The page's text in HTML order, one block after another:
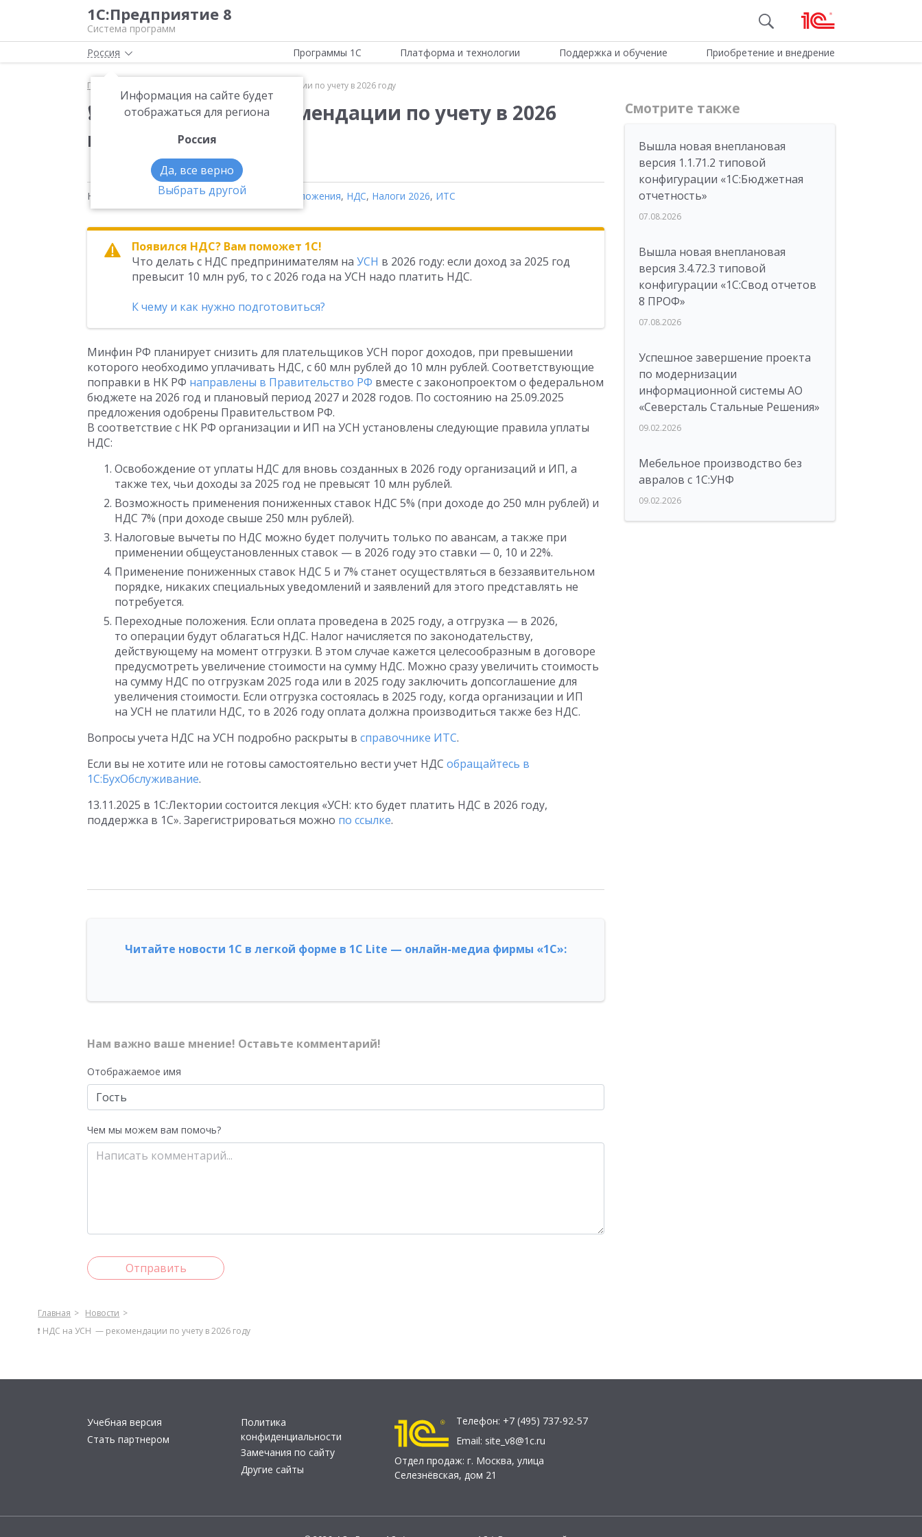
1С:Предприятие 8
Система программ
Россия
Информация на сайте будет
отображаться для региона
Россия
Да, все верно
Выбрать другой
Программы 1С Платформа и технологии Поддержка и обучение Приобретение и внедрение
Главная ❗️ НДС на УСН — рекомендации по учету в 2026 году
❗️ НДС на УСН — рекомендации по учету в 2026
году
Новости на тему:Налоги ,Системы налогообложения, НДС, Налоги 2026, ИТС
Появился НДС? Вам поможет 1С!
Что делать с НДС предпринимателям на УСН в 2026 году: если доход за 2025 год
превысит 10 млн руб, то с 2026 года на УСН надо платить НДС.
К чему и как нужно подготовиться?
Минфин РФ планирует снизить для плательщиков УСН порог доходов, при превышении
которого необходимо уплачивать НДС, с 60 млн рублей до 10 млн рублей. Соответствующие
поправки в НК РФ направлены в Правительство РФ вместе с законопроектом о федеральном
бюджете на 2026 год и плановый период 2027 и 2028 годов. По состоянию на 25.09.2025
предложения одобрены Правительством РФ.
В соответствие с НК РФ организации и ИП на УСН установлены следующие правила уплаты
НДС:
Освобождение от уплаты НДС для вновь созданных в 2026 году организаций и ИП, а
также тех, чьи доходы за 2025 год не превысят 10 млн рублей.
Возможность применения пониженных ставок НДС 5% (при доходе до 250 млн рублей) и
НДС 7% (при доходе свыше 250 млн рублей).
Налоговые вычеты по НДС можно будет получить только по авансам, а также при
применении общеустановленных ставок — в 2026 году это ставки — 0, 10 и 22%.
Применение пониженных ставок НДС 5 и 7% станет осуществляться в беззаявительном
порядке, никаких специальных уведомлений и заявлений для этого представлять не
потребуется.
Переходные положения. Если оплата проведена в 2025 году, а отгрузка — в 2026,
то операции будут облагаться НДС. Налог начисляется по законодательству,
действующему на момент отгрузки. В этом случае кажется целесообразным в договоре
предусмотреть увеличение стоимости на сумму НДС. Можно сразу увеличить стоимость
на сумму НДС по отгрузкам 2025 года или в 2025 году заключить допсоглашение для
увеличения стоимости. Если отгрузка состоялась в 2025 году, когда организации и ИП
на УСН не платили НДС, то в 2026 году оплата должна производиться также без НДС.
Вопросы учета НДС на УСН подробно раскрыты в справочнике ИТС.
Если вы не хотите или не готовы самостоятельно вести учет НДС обращайтесь в
1С:БухОбслуживание.
13.11.2025 в 1С:Лектории состоится лекция «УСН: кто будет платить НДС в 2026 году,
поддержка в 1С». Зарегистрироваться можно по ссылке.
Читайте новости 1С в легкой форме в 1С Lite — онлайн-медиа фирмы «1С»:
Нам важно ваше мнение! Оставьте комментарий!
Отображаемое имя
Чем мы можем вам помочь?
Отправить
Смотрите также
Вышла новая внеплановая
версия 1.1.71.2 типовой
конфигурации «1C:Бюджетная
отчетность»
07.08.2026
Вышла новая внеплановая
версия 3.4.72.3 типовой
конфигурации «1C:Свод отчетов
8 ПРОФ»
07.08.2026
Успешное завершение проекта
по модернизации
информационной системы АО
«Северсталь Стальные Решения»
09.02.2026
Мебельное производство без
авралов с 1С:УНФ
09.02.2026
Главная
Новости
❗️ НДС на УСН — рекомендации по учету в 2026 году
Учебная версия
Стать партнером
Политика
конфиденциальности
Замечания по сайту
Другие сайты
Телефон: +7 (495) 737-92-57
Email: site_v8@1c.ru
Отдел продаж: г. Москва, улица
Селезнёвская, дом 21